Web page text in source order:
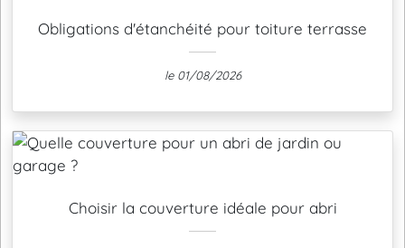
Obligations d'étanchéité pour toiture terrasse
le 01/08/2026
Choisir la couverture idéale pour abri